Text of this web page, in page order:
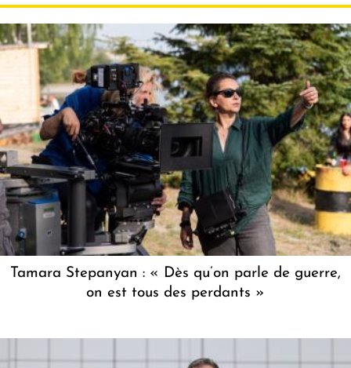
Tamara Stepanyan : « Dès qu’on parle de guerre,
on est tous des perdants »